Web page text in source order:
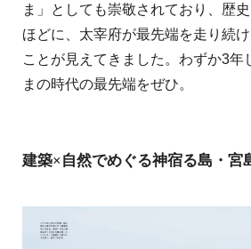
ま」としても崇敬されており、歴
ほどに、太宰府が最先端を走り続
ことが見えてきました。わずか3年
まの時代の最先端をぜひ。
建築×自然でめぐる神宿る島・宮